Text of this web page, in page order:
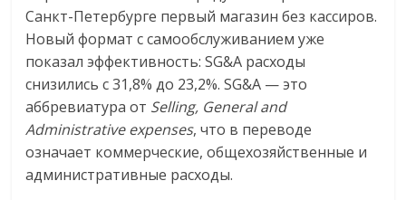
соцсетях
Портал
об
онлайн-
торговле,
сервисах
для
Санкт-Петербурге первый магазин без кассиров.
Новый формат с самообслуживанием уже
показал эффективность: SG&A расходы
снизились с 31,8% до 23,2%. SG&A — это
аббревиатура от Selling, General and
Administrative expenses, что в переводе
означает коммерческие, общехозяйственные и
административные расходы.